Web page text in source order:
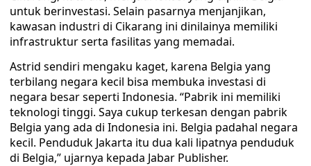
untuk berinvestasi. Selain pasarnya menjanjikan,
kawasan industri di Cikarang ini dinilainya memiliki
infrastruktur serta fasilitas yang memadai.
Astrid sendiri mengaku kaget, karena Belgia yang
terbilang negara kecil bisa membuka investasi di
negara besar seperti Indonesia. “Pabrik ini memiliki
teknologi tinggi. Saya cukup terkesan dengan pabrik
Belgia yang ada di Indonesia ini. Belgia padahal negara
kecil. Penduduk Jakarta itu dua kali lipatnya penduduk
di Belgia,” ujarnya kepada Jabar Publisher.